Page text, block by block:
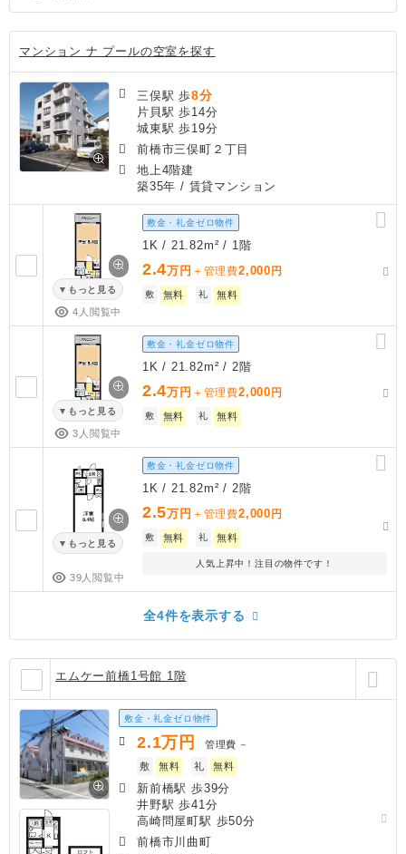
マンション ナ プールの空室を探す
三俣駅 歩8分
片貝駅 歩14分
城東駅 歩19分
前橋市三俣町２丁目
地上4階建
築35年 / 賃貸マンション
もっと見る
4人閲覧中
敷金・礼金ゼロ物件
1K / 21.82m² / 1階
2.4万円 ＋管理費2,000 円
敷 無料 礼 無料
もっと見る
3人閲覧中
敷金・礼金ゼロ物件
1K / 21.82m² / 2階
2.4万円 ＋管理費2,000 円
敷 無料 礼 無料
もっと見る
39人閲覧中
敷金・礼金ゼロ物件
1K / 21.82m² / 2階
2.5万円 ＋管理費2,000 円
敷 無料 礼 無料
人気上昇中！注目の物件です！
全4件を表示する
エムケー前橋1号館 1階
敷金・礼金ゼロ物件
2.1万円 管理費 －
敷
無料 礼 無料
新前橋駅 歩39分
井野駅 歩41分
高崎問屋町駅 歩50分
前橋市川曲町